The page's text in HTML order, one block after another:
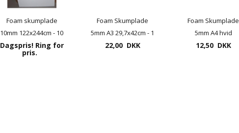
Foam skumplade
10mm 122x244cm - 10
plader pr. pakke
Dagspris! Ring for
pris.
Foam Skumplade
5mm A3 29,7x42cm - 1
stk.
22,00 DKK
Foam Skumplade
5mm A4 hvid
21x29,7cm - 1 stk.
12,50 DKK